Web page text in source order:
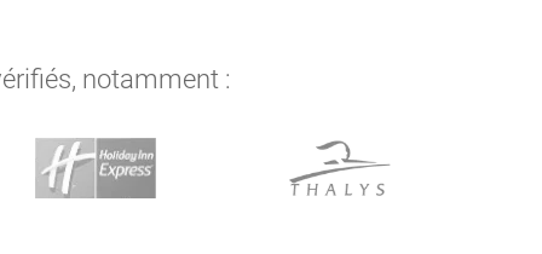
notamment :